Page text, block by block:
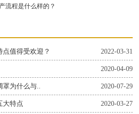
流程是什么样的？
2022-03-31
值得受欢迎？
2020-04-09
2020-07-29
罩为什么与..
2020-03-27
大特点